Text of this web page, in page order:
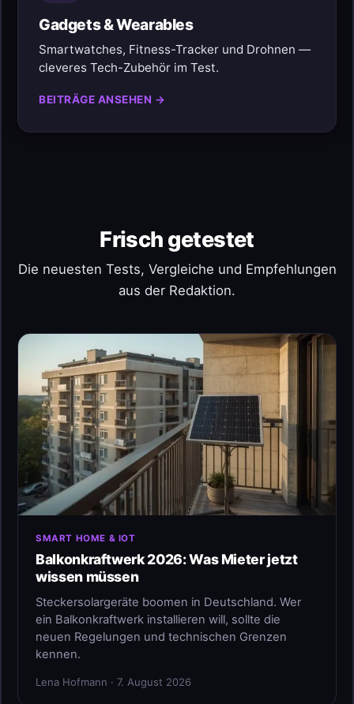
Gadgets & Wearables
Smartwatches, Fitness-Tracker und Drohnen —
cleveres Tech-Zubehör im Test.
BEITRÄGE ANSEHEN →
Frisch getestet
Die neuesten Tests, Vergleiche und Empfehlungen
aus der Redaktion.
SMART HOME & IOT
Balkonkraftwerk 2026: Was Mieter jetzt
wissen müssen
Steckersolargeräte boomen in Deutschland. Wer
ein Balkonkraftwerk installieren will, sollte die
neuen Regelungen und technischen Grenzen
kennen.
Lena Hofmann · 7. August 2026